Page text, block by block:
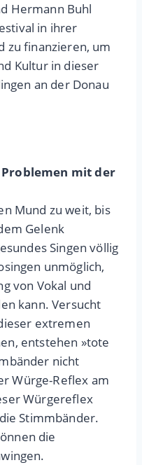
Hermann Buhl
in ihrer
zu finanzieren, um
Kultur in dieser
an der Donau
Problemen mit der
Mund zu weit, bis
Gelenk
Singen völlig
unmöglich,
von Vokal und
kann. Versucht
extremen
entstehen »tote
nicht
Würge-Reflex am
Würgereflex
Stimmbänder.
die